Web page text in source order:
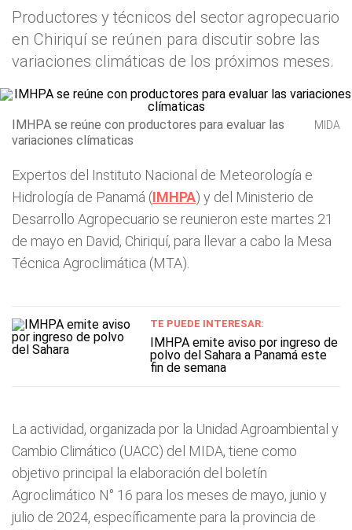
Productores y técnicos del sector agropecuario
en Chiriquí se reúnen para discutir sobre las
variaciones climáticas de los próximos meses.
IMHPA se reúne con productores para evaluar las
variaciones clímaticas
MIDA
Expertos del Instituto Nacional de Meteorología e
Hidrología de Panamá (IMHPA) y del Ministerio de
Desarrollo Agropecuario se reunieron este martes 21
de mayo en David, Chiriquí, para llevar a cabo la Mesa
Técnica Agroclimática (MTA).
TE PUEDE INTERESAR:
IMHPA emite aviso por ingreso de
polvo del Sahara a Panamá este
fin de semana
La actividad, organizada por la Unidad Agroambiental y
Cambio Climático (UACC) del MIDA, tiene como
objetivo principal la elaboración del boletín
Agroclimático N° 16 para los meses de mayo, junio y
julio de 2024, específicamente para la provincia de